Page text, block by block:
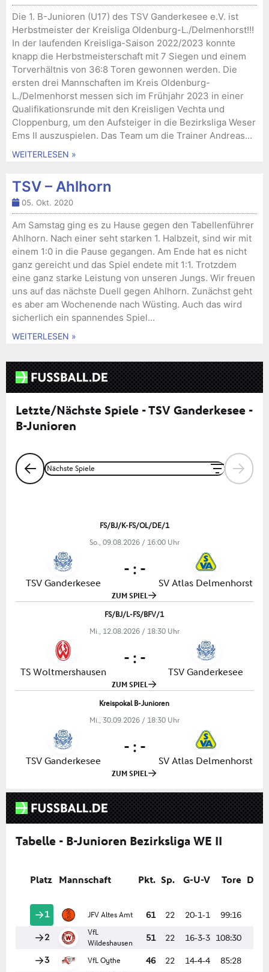
Die 1. B-Junioren (U17) des TSV Ganderkesee e.V. ist
Herbstmeister der Kreisliga Oldenburg-L./Delmenhorst!!!
In der laufenden Kreisliga-Saison 2022/2023 konnte
knapp die Herbstmeisterschaft mit 7 Siegen und einem
Torverhältnis von 36:8 Toren gewonnen werden. Die
ersten drei Mannschaften im Kreis Oldenburg-
L./Delmenhorst messen sich im Frühjahr 2023 in einer
Qualifikationsrunde mit den Kreisligen Vechta und
Cloppenburg, um den Aufsteiger in die Bezirksliga Weser
Ems II auszuspielen. Das Team um die Trainer Andreas...
WEITERLESEN »
TSV – Ahlhorn
05. Okt. 2020
Am Samstag ging es zu Hause gegen den Tabellenführer
Ahlhorn. Nach einer seht starken 1. Halbzeit, sind wir mit
einem 1:0 in die Pause gegangen. Am Ende hat es nicht
ganz gereicht und das Spiel endete mit 1:1. Trotzdem
eine ganz starke Leistung von unseren Jungs. Wir freuen
uns auf das nächste Duell gegen Ahlhorn. Zunächst geht
es aber am Wochenende nach Wüsting. Auch das wird
sicherlich ein spannendes Spiel...
WEITERLESEN »